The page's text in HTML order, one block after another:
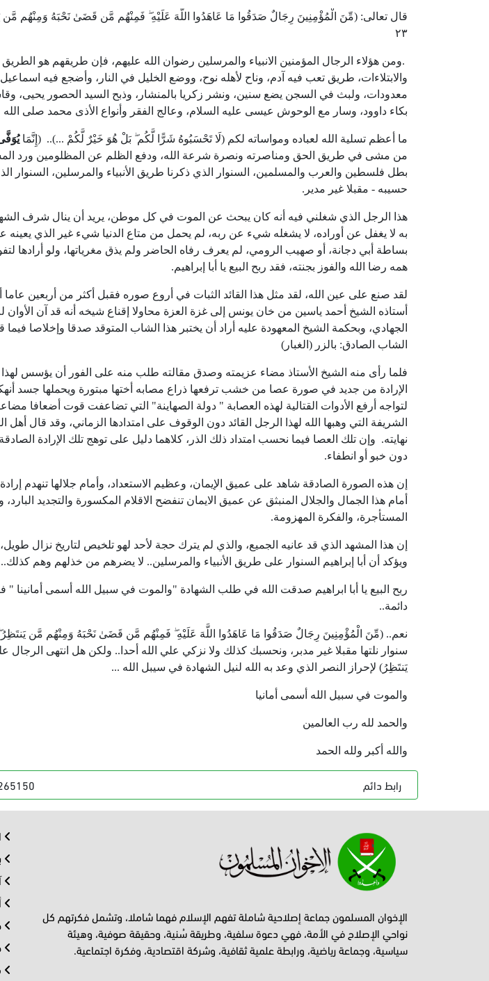
٢٣
.ومن هؤلاء الرجال المؤمنين الانبياء والمرسلين رضوان الله عليهم، فإن طريقهم هو
والابتلاءات، طريق تعب فيه آدم، وناح لأهله نوح، ووضع الخليل في النار، وأضجع فيه
معدودات، ولبث في السجن يضع سنين، ونشر زكريا بالمنشار، وذبح السيد الحصور يحيى،
بكاء داوود، وسار مع الوحوش عيسى عليه السلام، وعالج الفقر وأنواع الأذى محمد صلى
ما أعظم تسلية الله لعباده ومواساته لكم (لَا تَحْسَبُوهُ شَرًّا لَّكُم ۖ بَلْ هُوَ خَيْرٌ لَّكُمْ ...).. (إِنَّمَا
من مشى في طريق الحق ومناصرته ونصرة شرعة الله، ودفع الظلم عن المظلومين ورد
بطل فلسطين والعرب والمسلمين، السنوار الذي ذكرنا طريق الأنبياء والمرسلين، السنوار
حسيبه - مقبلا غير مدير.
هذا الرجل الذي شغلني فيه أنه كان يبحث عن الموت في كل موطن، يريد أن ينال شرف
به لا يغفل عن أوراده، لا يشغله شيء عن ربه، لم يحمل من متاع الدنيا شيء غير الذي
بساطة أبي دجانة، أو صهيب الرومي، لم يعرف رفاه الحاضر ولم يذق مغرياتها، ولو أرادها
همه رضا الله والفوز بجنته، فقد ربح البيع يا أبا إبراهيم.
لقد صنع على عين الله، لقد مثل هذا القائد الثبات في أروع صوره فقبل أكثر من أربعين
أستاذه الشيخ أحمد ياسين من خان يونس إلى غزة العزة محاولا إقناع شيخه أنه قد آن الأوان
الجهادي، وبحكمة الشيخ المعهودة عليه أراد أن يختبر هذا الشاب المتوقد صدقا وإخلاصا فيما
الشاب الصادق: بالزر (الغبار)
فلما رأى منه الشيخ الأستاذ مضاء عزيمته وصدق مقالته طلب منه على الفور أن يؤسس لهذا
الإرادة من جديد في صورة عصا من خشب ترفعها ذراع مصابه أختها مبتورة ويحملها جسد
لتواجه أرفع الأدوات القتالية لهذه العصابة " دولة الصهاينة" التي تضاعفت قوت أضعافا
الشريفة التي وهبها الله لهذا الرجل القائد دون الوقوف على امتدادها الزماني، وقد قال
نهايته. وإن تلك العصا فيما نحسب امتداد ذلك الذر، كلاهما دليل على توهج تلك الإرادة
دون خبو أو انطفاء.
إن هذه الصورة الصادقة شاهد على عميق الإيمان، وعظيم الاستعداد، وأمام جلالها تنهدم
أمام هذا الجمال والجلال المنبثق عن عميق الايمان تنفضح الاقلام المكسورة والتجديد
المستأجرة، والفكرة المهزومة.
إن هذا المشهد الذي قد عانيه الجميع، والذي لم يترك حجة لأحد لهو تلخيص لتاريخ نزال
ويؤكد أن أبا إبراهيم السنوار على طريق الأنبياء والمرسلين.. لا يضرهم من خذلهم وهم كذلك..
ربح البيع يا أبا ابراهيم صدقت الله في طلب الشهادة "والموت في سبيل الله أسمى أمانينا
دائمة..
سنوار نلتها مقبلا غير مدبر، ونحسبك كذلك ولا نزكي علي الله أحدا.. ولكن هل انتهى
يَنتَظِرُ) لإحراز النصر الذي وعد به الله لنيل الشهادة في سيبل الله ...
والموت في سبيل الله أسمى أمانيا
والحمد لله رب العالمين
والله أكبر ولله الحمد
رابط دائم
الإخوان المسلمون جماعة إصلاحية شاملة تفهم الإسلام فهما شاملا، وتشمل فكرتهم كل
نواحي الإصلاح في الأمة، فهي دعوة سلفية، وطريقة سُنية، وحقيقة صوفية، وهيئة
سياسية، وجماعة رياضية، ورابطة علمية ثقافية، وشركة اقتصادية، وفكرة اجتماعية.